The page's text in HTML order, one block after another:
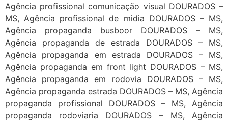
Agência profissional comunicação visual DOURADOS –
MS, Agência profissional de midia DOURADOS – MS,
Agência propaganda busboor DOURADOS – MS,
Agência propaganda de estrada DOURADOS – MS,
Agência propaganda em estrada DOURADOS – MS,
Agência propaganda em front light DOURADOS – MS,
Agência propaganda em rodovia DOURADOS – MS,
Agência propaganda estrada DOURADOS – MS, Agência
propaganda profissional DOURADOS – MS, Agência
propaganda rodoviaria DOURADOS – MS, Agência